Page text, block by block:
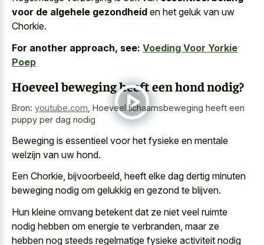
voor de algehele gezondheid en het geluk van uw
Chorkie.
For another approach, see: Voeding Voor Yorkie
Poep
Hoeveel beweging heeft een hond nodig?
Bron: youtube.com Hoeveel lichaamsbeweging heeft een
puppy per dag nodig
Beweging is essentieel voor het fysieke en mentale
welzijn van uw hond.
Een Chorkie, bijvoorbeeld, heeft elke dag dertig minuten
beweging nodig om gelukkig en gezond te blijven.
Hun kleine omvang betekent dat ze niet veel ruimte
nodig hebben om energie te verbranden, maar ze
hebben nog steeds regelmatige fysieke activiteit nodig